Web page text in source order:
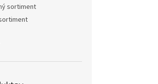
sortiment